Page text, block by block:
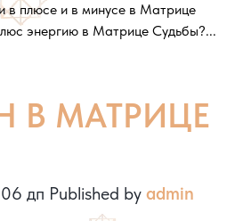
в плюсе и в минусе в Матрице
энергию в Матрице Судьбы?...
В МАТРИЦЕ
дп Published by admin